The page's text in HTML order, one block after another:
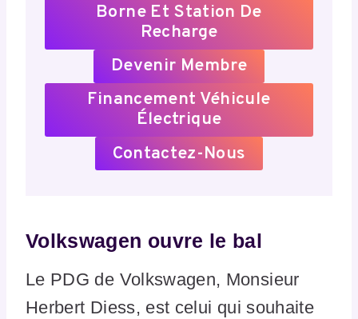
Borne Et Station De
Recharge
Devenir Membre
Financement Véhicule
Électrique
Contactez-Nous
Volkswagen ouvre le bal
Le PDG de Volkswagen, Monsieur
Herbert Diess, est celui qui souhaite